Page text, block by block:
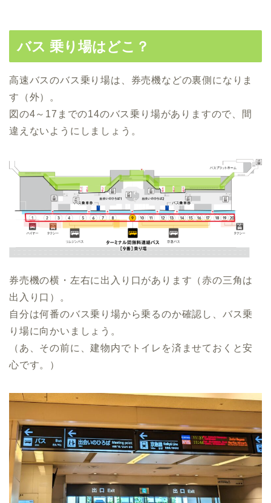
バス 乗り場はどこ？
高速バスのバス乗り場は、券売機などの裏側になりま
す（外）。
図の4～17までの14のバス乗り場がありますので、間
違えないようにしましょう。
券売機の横・左右に出入り口があります（赤の三角は
出入り口）。
自分は何番のバス乗り場から乗るのか確認し、バス乗
り場に向かいましょう。
（あ、その前に、建物内でトイレを済ませておくと安
心です。）